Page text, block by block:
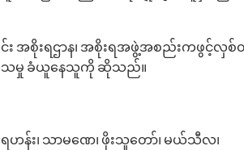
အစိုးရဌာန၊ အစိုးရအဖွဲ့အစည်းကဖွင့်လှ
သမှု ခံယူနေသူကို ဆိုသည်။
ဟန်း၊ သာမဏေ၊ ဖိုးသူတော်၊ မယ်သီလ၊